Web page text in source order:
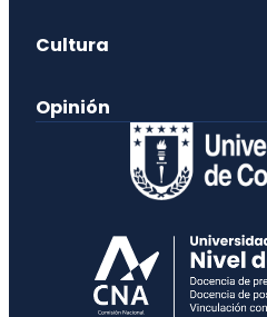
Cultura
Opinión